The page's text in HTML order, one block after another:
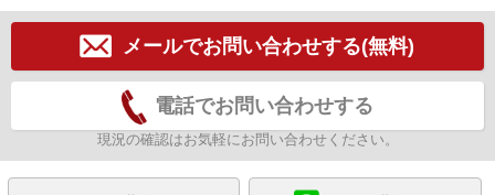
メールでお問い合わせする(無料)
電話でお問い合わせする
現況の確認はお気軽にお問い合わせください。